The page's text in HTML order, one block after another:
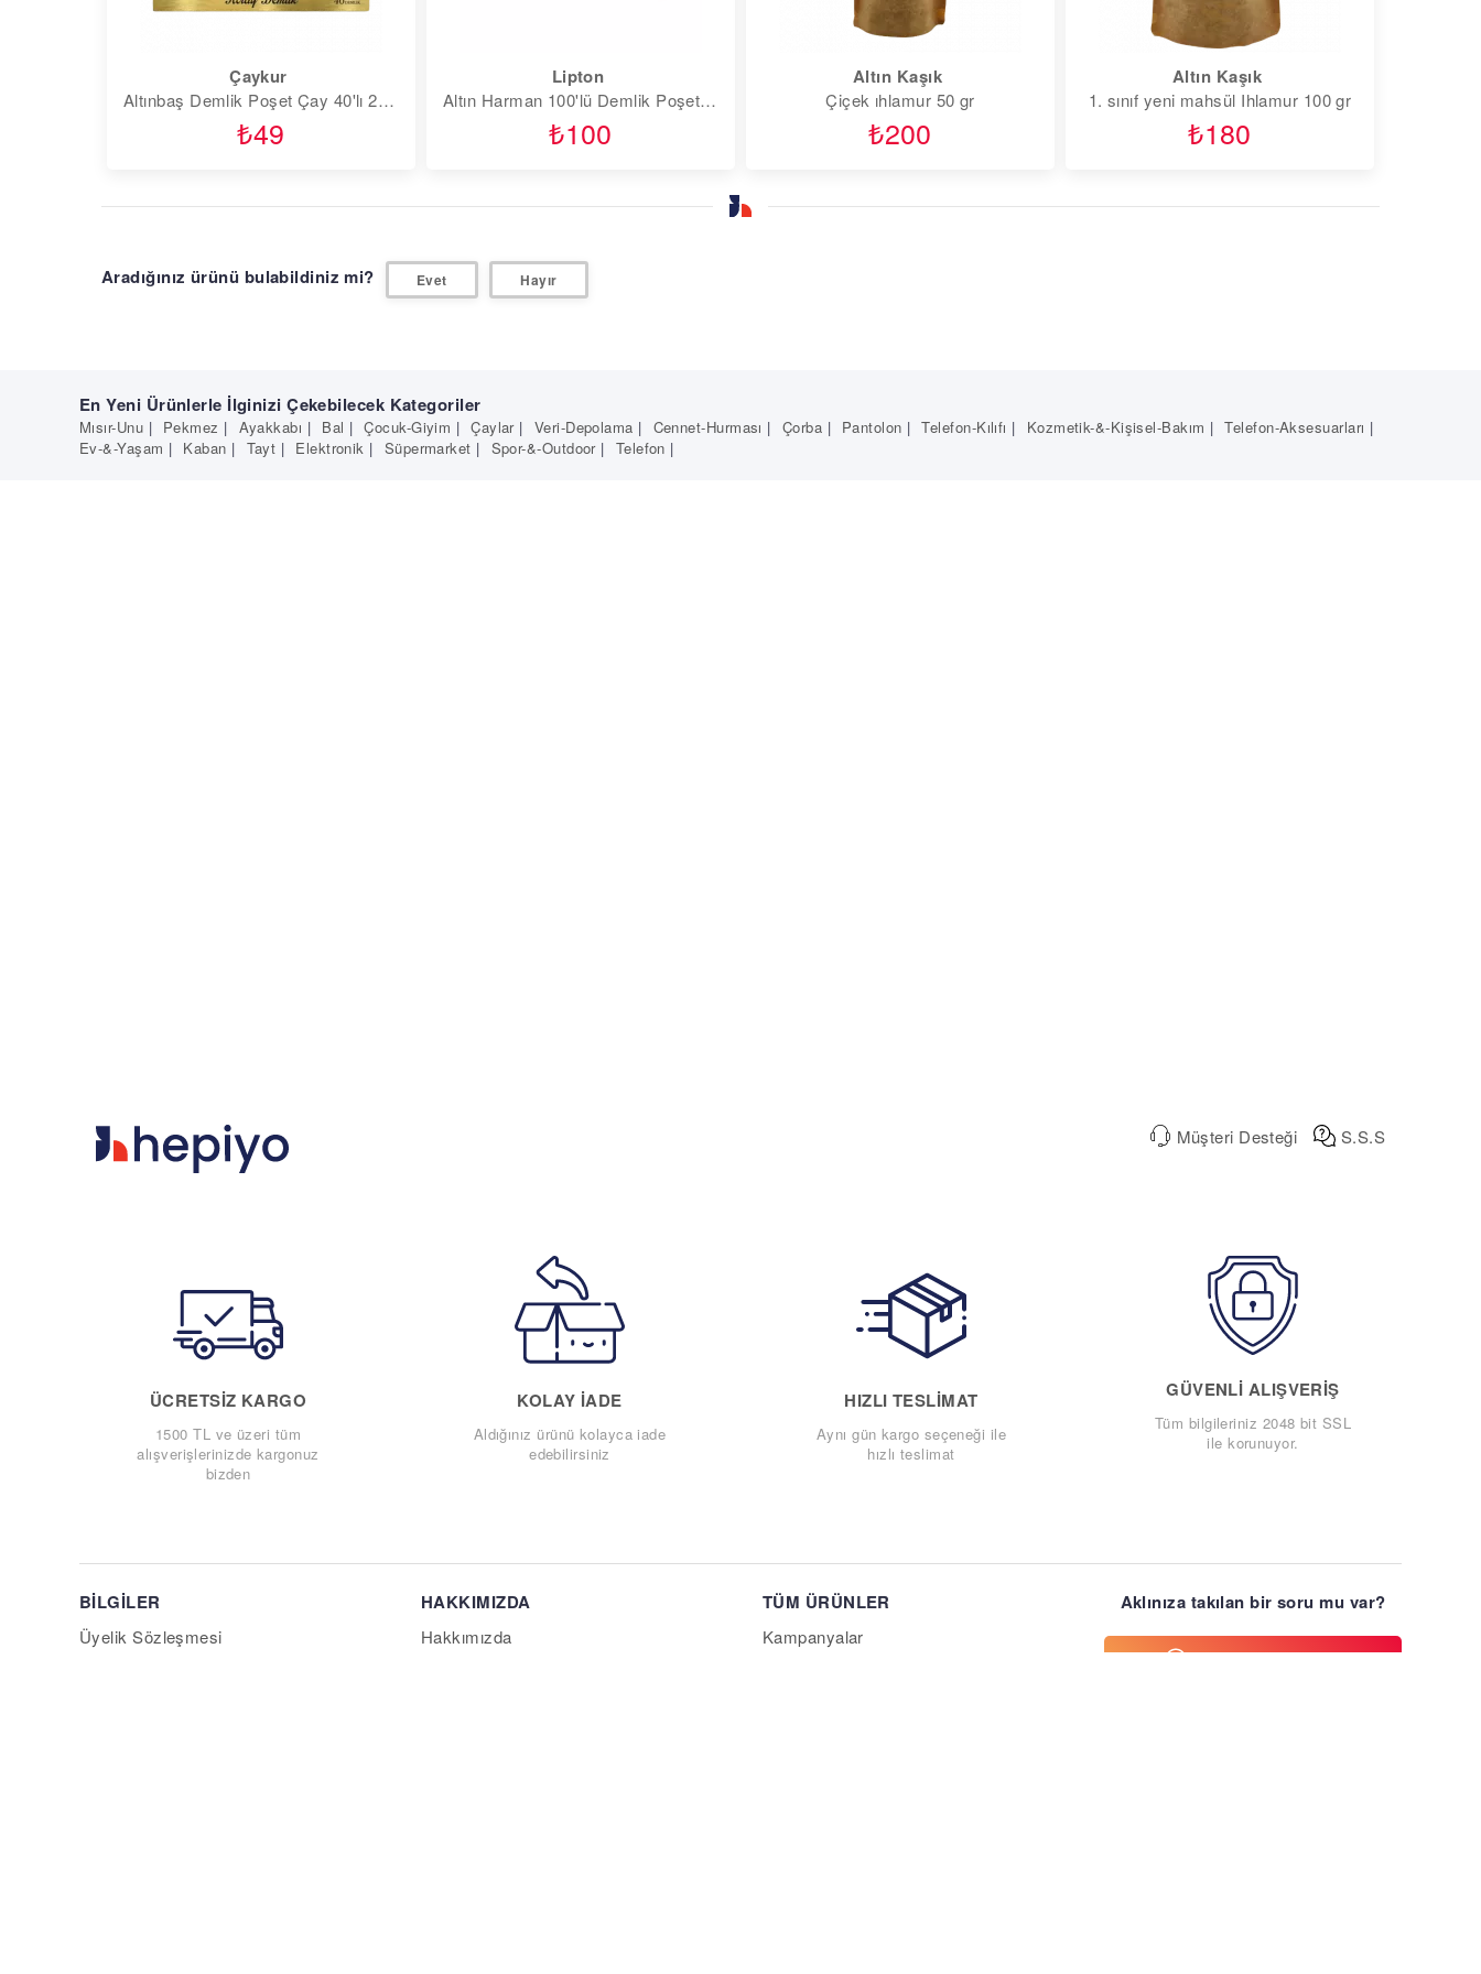
Çaykur
Altınbaş Demlik Poşet Çay 40'lı 200 gr
₺49
Lipton
Altın Harman 100'lü Demlik Poşet Çay
₺100
Altın Kaşık
Çiçek ıhlamur 50 gr
₺200
Altın Kaşık
1. sınıf yeni mahsül Ihlamur 100 gr
₺180
Aradığınız ürünü bulabildiniz mi? feedback
Evet Hayır
En Yeni Ürünlerle İlginizi Çekebilecek Kategoriler
Mısır-Unu | Pekmez | Ayakkabı | Bal | Çocuk-Giyim | Çaylar| Veri-Depolama | Cennet-Hurması | Çorba | Pantolon | Telefon-Kılıfı | Kozmetik-&-Kişisel-Bakım | Telefon-Aksesuarları |
Ev-&-Yaşam | Kaban | Tayt | Elektronik | Süpermarket | Spor-&-Outdoor| Telefon |
Müşteri Desteği S.S.S
ÜCRETSIZ KARGO
1500 TL ve üzeri tüm
alışverişlerinizde kargonuz
bizden
KOLAY IADE
Aldığınız ürünü kolayca iade
edebilirsiniz
HIZLI TESLIMAT
Aynı gün kargo seçeneği ile
hızlı teslimat
GÜVENLI ALIŞVERIŞ
Tüm bilgileriniz 2048 bit SSL
ile korunuyor.
BİLGİLER
Üyelik Sözleşmesi
HAKKIMIZDA
Hakkımızda
TÜM ÜRÜNLER
Kampanyalar
Aklınıza takılan bir soru mu var?
Hemen Destek Alın